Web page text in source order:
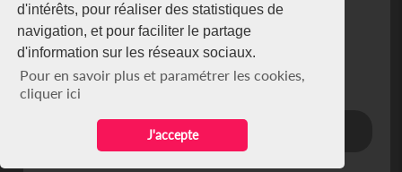
d'intérêts, pour réaliser des statistiques de
navigation, et pour faciliter le partage
d'information sur les réseaux sociaux.
Pour en savoir plus et paramétrer les cookies,
cliquer ici
J'accepte
NEWSLETTER
Restez connecté via notre newsletter
S'abonner
Se désabonner